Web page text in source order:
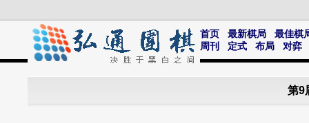
首页 最新棋局
最佳棋
周刊
定式 布局 对弈
第9